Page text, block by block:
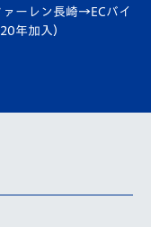
ーレン長崎→ECバイ
年加入）